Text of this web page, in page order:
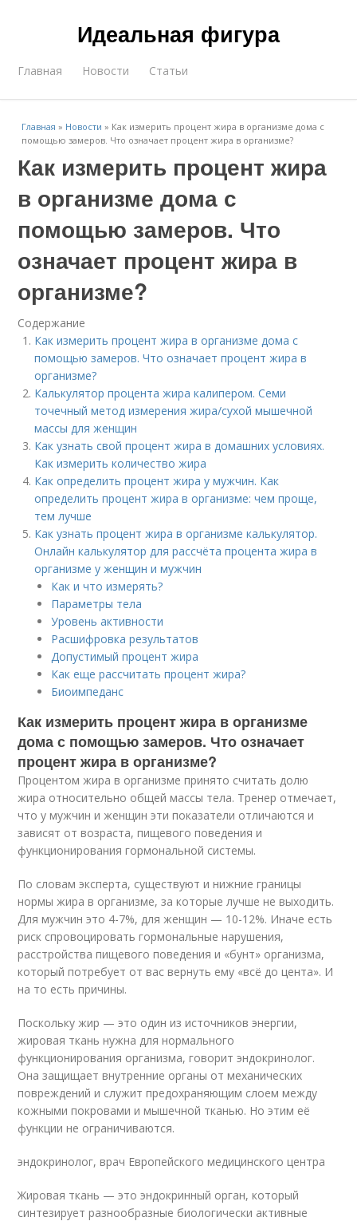
Идеальная фигура
Главная Новости Статьи
Главная » Новости » Как измерить процент жира в организме дома с
помощью замеров. Что означает процент жира в организме?
Как измерить процент жира
в организме дома с
помощью замеров. Что
означает процент жира в
организме?
Содержание
Как измерить процент жира в организме дома с
помощью замеров. Что означает процент жира в
организме?
Калькулятор процента жира калипером. Семи
точечный метод измерения жира/сухой мышечной
массы для женщин
Как узнать свой процент жира в домашних условиях.
Как измерить количество жира
Как определить процент жира у мужчин. Как
определить процент жира в организме: чем проще,
тем лучше
Как узнать процент жира в организме калькулятор.
Онлайн калькулятор для рассчёта процента жира в
организме у женщин и мужчин
Как и что измерять?
Параметры тела
Уровень активности
Расшифровка результатов
Допустимый процент жира
Как еще рассчитать процент жира?
Биоимпеданс
Как измерить процент жира в организме
дома с помощью замеров. Что означает
процент жира в организме?
Процентом жира в организме принято считать долю
жира относительно общей массы тела. Тренер отмечает,
что у мужчин и женщин эти показатели отличаются и
зависят от возраста, пищевого поведения и
функционирования гормональной системы.
По словам эксперта, существуют и нижние границы
нормы жира в организме, за которые лучше не выходить.
Для мужчин это 4-7%, для женщин — 10-12%. Иначе есть
риск спровоцировать гормональные нарушения,
расстройства пищевого поведения и «бунт» организма,
который потребует от вас вернуть ему «всё до цента». И
на то есть причины.
Поскольку жир — это один из источников энергии,
жировая ткань нужна для нормального
функционирования организма, говорит эндокринолог.
Она защищает внутренние органы от механических
повреждений и служит предохраняющим слоем между
кожными покровами и мышечной тканью. Но этим её
функции не ограничиваются.
эндокринолог, врач Европейского медицинского центра
Жировая ткань — это эндокринный орган, который
синтезирует разнообразные биологически активные